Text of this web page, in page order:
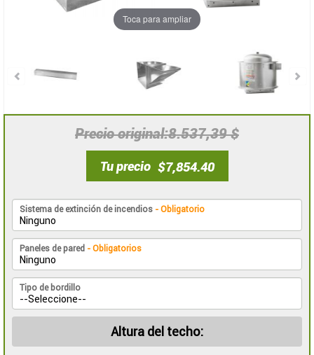
Precio original 8.537,39 $
Tu precio $7,854.40
Sistema de extinción de incendios - Obligatorio
Paneles de pared - Obligatorios
Tipo de bordillo
Altura del techo:
Toca para ampliar